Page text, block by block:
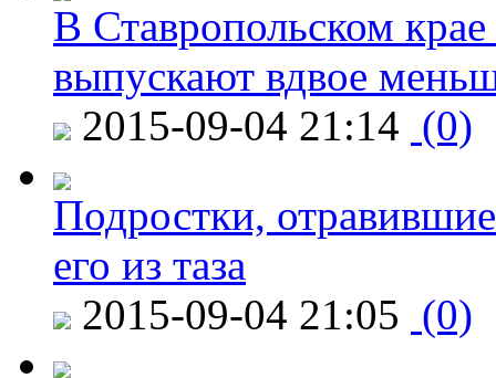
В Ставропольском
выпускают вдвое
2015-09-04 21:14 (0)
Подростки,
его из таза
2015-09-04 21:05 (0)